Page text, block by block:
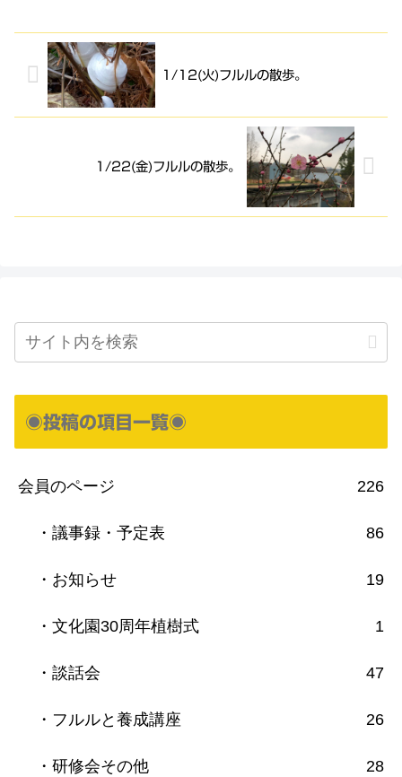
1/12(火)フルルの散歩。
1/22(金)フルルの散歩。
◉投稿の項目一覧◉
会員のページ 226
・議事録・予定表 86
・お知らせ 19
・文化園30周年植樹式 1
・談話会 47
・フルルと養成講座 26
・研修会その他 28